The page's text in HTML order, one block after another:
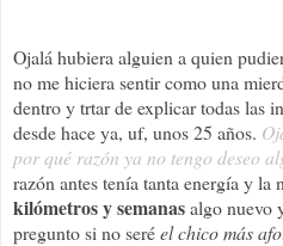
Ojalá hubiera alguien a quien
no me hiciera sentir como una
dentro y trtar de explicar todas las
desde hace ya, uf, unos 25 años.
por qué razón ya no tengo deseo
razón antes tenía tanta energía y la
kilómetros y semanasalgo nuevo
pregunto si no seréel chico más